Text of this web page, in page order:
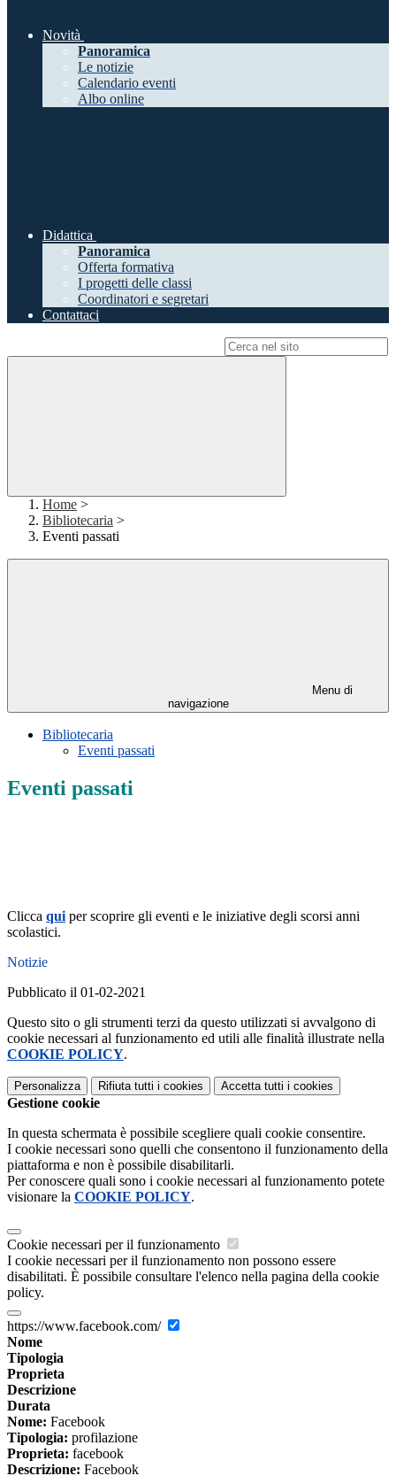
Novità
Panoramica
Le notizie
Calendario eventi
Albo online
Didattica
Panoramica
Offerta formativa
I progetti delle classi
Coordinatori e segretari
Contattaci
Home >
Bibliotecaria >
Eventi passati
Menu di
navigazione
Bibliotecaria
Eventi passati
Eventi passati
Clicca qui per scoprire gli eventi e le iniziative degli scorsi anni
scolastici.
Notizie
Pubblicato il 01-02-2021
Questo sito o gli strumenti terzi da questo utilizzati si avvalgono di
cookie necessari al funzionamento ed utili alle finalità illustrate nella
COOKIE POLICY.
Personalizza Rifiuta tutti i cookies Accetta tutti i cookies
Gestione cookie
In questa schermata è possibile scegliere quali cookie consentire.
I cookie necessari sono quelli che consentono il funzionamento della
piattaforma e non è possibile disabilitarli.
Per conoscere quali sono i cookie necessari al funzionamento potete
visionare la COOKIE POLICY.
Cookie necessari per il funzionamento
I cookie necessari per il funzionamento non possono essere
disabilitati. È possibile consultare l'elenco nella pagina della cookie
policy.
https://www.facebook.com/
Nome
Tipologia
Proprieta
Descrizione
Durata
Nome: Facebook
Tipologia: profilazione
Proprieta: facebook
Descrizione: Facebook